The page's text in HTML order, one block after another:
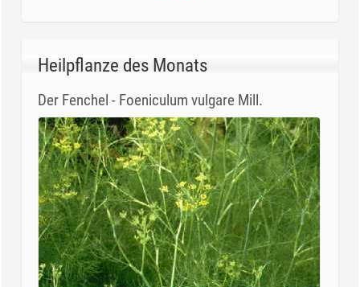
Heilpflanze des Monats
Der Fenchel - Foeniculum vulgare Mill.